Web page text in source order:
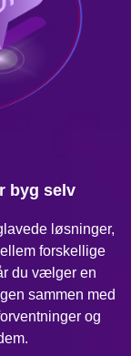
byg selv
løsninger,
forskellige
du vælger en
sammen med
og